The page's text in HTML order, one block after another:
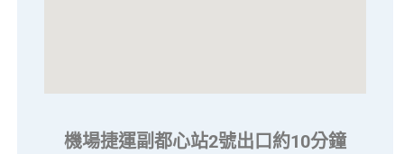
機場捷運副都心站2號出口約10分鐘